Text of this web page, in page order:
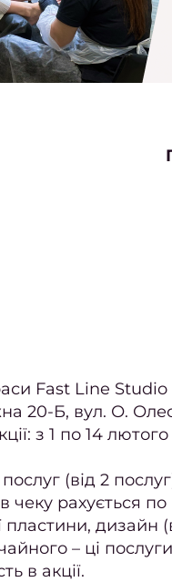
Fast Line
20-Б, вул. О.
з 1 по 14
(від 2
рахується по
пластини, дизайн
– ці
в акції.